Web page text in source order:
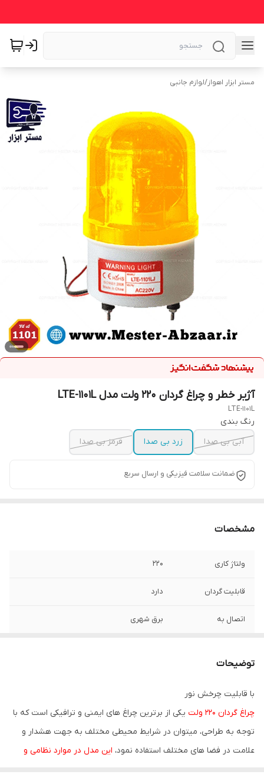
مستر ابزار اهواز/لوازم جانبی
آژیر خطر و چراغ گردان 220 ولت مدل LTE-1101L
LTE-1101L
رنگ بندی
آبی بی صدا
زرد بی صدا قرمز بی صدا
ضمانت سلامت فیزیکی و ارسال سریع
مشخصات
ولتاژ کاری 220
قابلیت گردان دارد
اتصال به برق شهری
توضیحات
با قابلیت چرخش نور
چراغ گردان 220 ولت
یکی از برترین چراغ های ایمنی و ترافیکی است که با
توجه به طراحی، میتوان در شرایط محیطی مختلف به جهت هشدار و
علامت در فضا های مختلف استفاده نمود، این مدل در موارد نظامی و